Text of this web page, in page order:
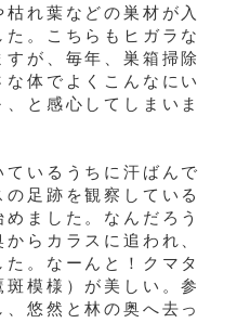
れ葉などの巣材が入
。こちらもヒガラな
が、毎年、巣箱掃除
体でよくこんなにい
と感心してしまいま
いるうちに汗ばんで
足跡を観察している
ました。なんだろう
らカラスに追われ、
。なーんと！クマタ
模様）が美しい。参
悠然と林の奥へ去っ